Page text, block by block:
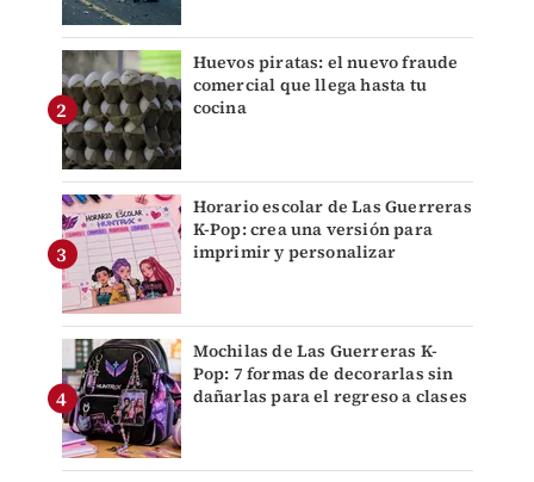
Huevos piratas: el nuevo fraude
comercial que llega hasta tu
cocina
Horario escolar de Las Guerreras
K-Pop: crea una versión para
imprimir y personalizar
Mochilas de Las Guerreras K-
Pop: 7 formas de decorarlas sin
dañarlas para el regreso a clases